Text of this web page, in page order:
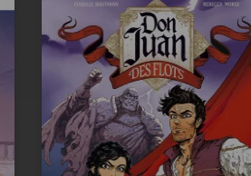
Don Juan des
Flots
Vol. 03/3
Date de parution :
27/05/2026
Quel camp rallierez-vous lors
de la bataille finale ?